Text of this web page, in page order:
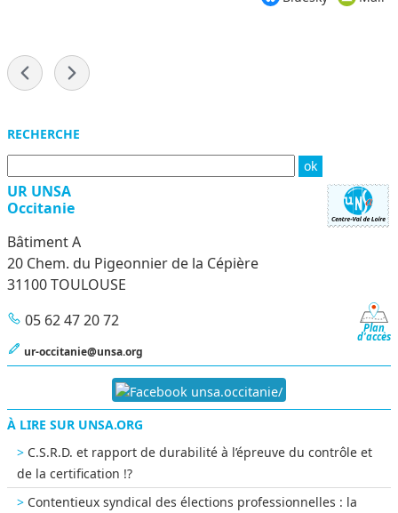
Menu
RECHERCHE
UR UNSA
Occitanie
Bâtiment A
20 Chem. du Pigeonnier de la Cépière
31100 TOULOUSE
Plan
d'accès
05 62 47 20 72
ur-occitanie@unsa.org
unsa.occitanie/
À LIRE SUR UNSA.ORG
C.S.R.D. et rapport de durabilité à l’épreuve du contrôle et
de la certification !?
Contentieux syndical des élections professionnelles : la